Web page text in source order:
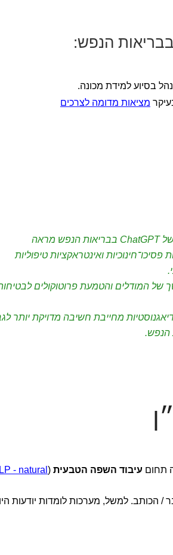
בסיוע למידת מכונה.
מציאות מדומה לצרכים
) שבחנה את היעילות של ChatGPT בבריאות הנפש מראה
ואינטראקציות טיפוליות
המודלים והטמעת פרוטוקולים
מחייבת חשיבה מדויקת יותר
הנפש.
תחום עיבוד השפה הטבעית (
- natural
/ הכותב. למשל, מערכות לומדות יודעות